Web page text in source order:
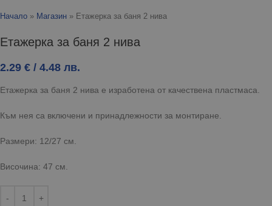
Начало » Магазин » Етажерка за баня 2 нива
Етажерка за баня 2 нива
2.29 € / 4.48 лв.
Етажерка за баня 2 нива е изработена от качествена пластмаса.
Към нея са включени и принадлежности за монтиране.
Размери: 12/27 см.
Височина: 47 см.